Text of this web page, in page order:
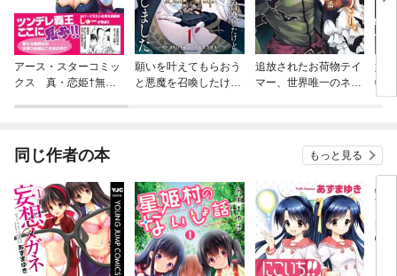
アース・スターコミッ
クス 真・恋姫†無双
願いを叶えてもらおう
と悪魔を召喚したけ
追放されたお荷物テイ
マー、世界唯一のネク
姉
特
ん
米
と
同じ作者の本 もっと見る